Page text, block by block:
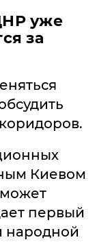
уже
за
Киевом
первый
народной